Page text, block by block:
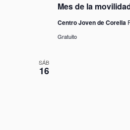
Mes de la
Centro Joven de Corella
Gratuito
SÁB
16